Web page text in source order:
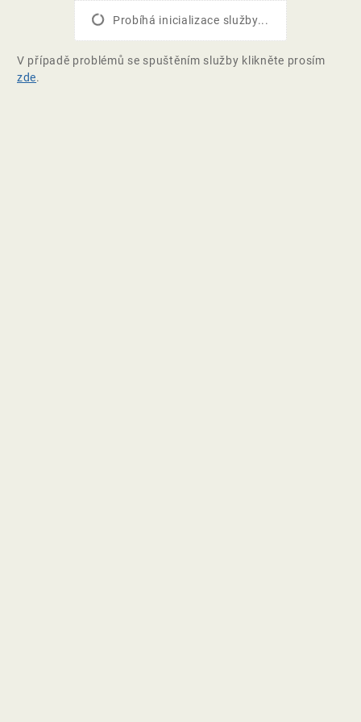
Probíhá inicializace služby...
V případě problémů se spuštěním služby klikněte prosím
zde.